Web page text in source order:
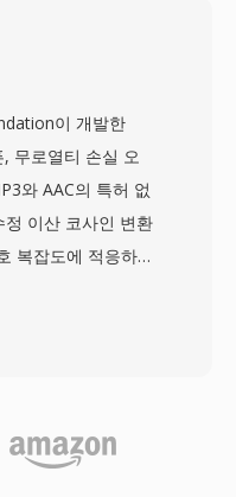
킹과 믹싱 중에 무
니다. SoX 명령
를 지원하여, 레거
로 변환하는 가장 접
출신에도 불구하고,
여줍니다: 헤더가
기반 컨테이너에
용성이 있습니다.
이 개발한
무로열티 손실 오
와 AAC의 특허 없
이산 코사인 변환
복잡도에 적응하
용합니다. 블라인
라운드 믹스까지